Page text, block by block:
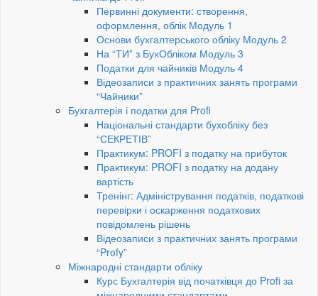
Первинні документи: створення,
оформлення, облік Модуль 1
Основи бухгалтерського обліку Модуль 2
На “ТИ” з БухОбліком Модуль 3
Податки для чайників Модуль 4
Відеозаписи з практичних занять програми
“Чайники”
Бухгалтерія і податки для Profi
Національні стандарти бухобліку без
“СЕКРЕТІВ”
Практикум: PROFI з податку на прибуток
Практикум: PROFI з податку на додану
вартість
Тренінг: Адміністрування податків, податкові
перевірки і оскарження податкових
повідомлень рішень
Відеозаписи з практичних занять програми
“Profy”
Міжнародні стандарти обліку
Курс Бухгалтерія від початківця до Profi за